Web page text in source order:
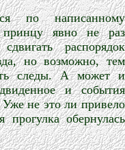
по написанному
явно не раз
распорядок
но возможно, тем
следы. А может и
и события
Уже не это ли привело
прогулка обернулась